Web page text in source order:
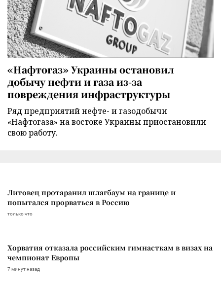
«Нафтогаз» Украины остановил
добычу нефти и газа из-за
повреждения инфраструктуры
Ряд предприятий нефте- и газодобычи
«Нафтогаза» на востоке Украины приостановили
свою работу.
Литовец протаранил шлагбаум на границе и
попытался прорваться в Россию
только что
Хорватия отказала российским гимнасткам в визах на
чемпионат Европы
7 минут назад